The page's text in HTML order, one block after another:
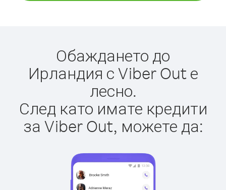
Обаждането до
Ирландия с Viber Out е
лесно.
След като имате кредити
за Viber Out, можете да: